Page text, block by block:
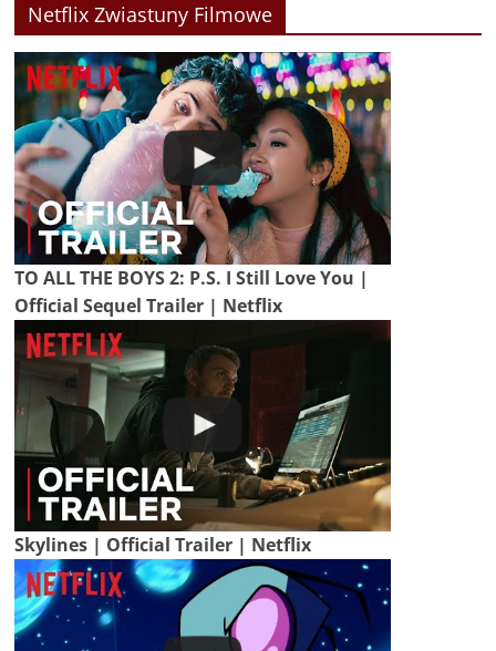
Netflix Zwiastuny Filmowe
TO ALL THE BOYS 2: P.S. I Still Love You |
Official Sequel Trailer | Netflix
Skylines | Official Trailer | Netflix